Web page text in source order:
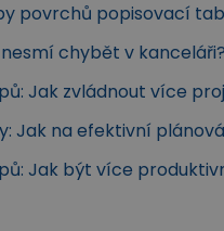
povrchů popisovací
chybět v kanceláři?
Jak zvládnout více
Jak na efektivní
Jak být více